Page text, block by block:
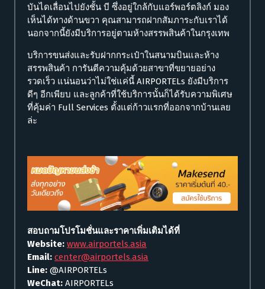
บันไดเลื่อนไปยังชั้น บี ซึ่งอยู่ใกล้กับแอร์พอร์ตลิงก์ มอง
เห็นได้ทางด้านขวา คุณสามารถฝากสัมภาระกับเราได้
นอกจากนี้ยังมีบริการอยู่ตามห้างสรรพสินค้าในกรุงเทพ
บริการขนส่งและรับฝากกระเป๋าในสนามบินและห้าง
สรรพสินค้า การันตีความคุ้มด้วยสาขาที่ขยายอย่าง
รวดเร็ว แน่นอนว่าไม่ใช่แค่นี้ AIRPORTELs ยังมีบริการ
ดีๆ อีกเพียบ และลูกค้าที่ใช้บริการนั้นก็ได้รับความพิเศษ
ที่คุ้มค่า Full Services ตั้งแต่ก้าวแรกที่ออกจากบ้านเลย
ล่ะ
สอบถามโปรโมชั่นและราคาเพิ่มเติมได้ที่
Website: www.airportels.asia
Email: center@airportels.asia
Line: @AIRPORTELs
WeChat: AIRPORTELs